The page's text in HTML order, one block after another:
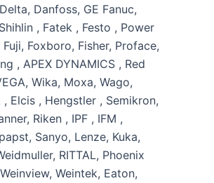
Danfoss, GE Fanuc,
, Fatek , Festo , Power
Foxboro, Fisher, Proface,
, APEX DYNAMICS , Red
Wika, Moxa, Wago,
Elcis , Hengstler , Semikron,
Riken , IPF , IFM ,
Sanyo, Lenze, Kuka,
RITTAL, Phoenix
Weintek, Eaton,